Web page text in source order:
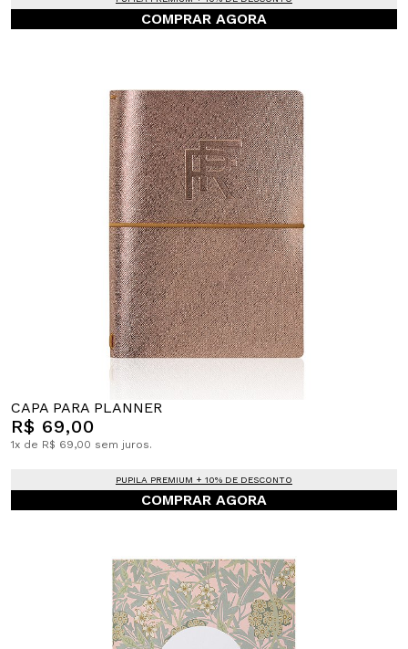
COMPRAR AGORA
CAPA PARA PLANNER
R$ 69,00
1x de R$ 69,00 sem juros.
PUPILA PREMIUM + 10% DE DESCONTO
COMPRAR AGORA